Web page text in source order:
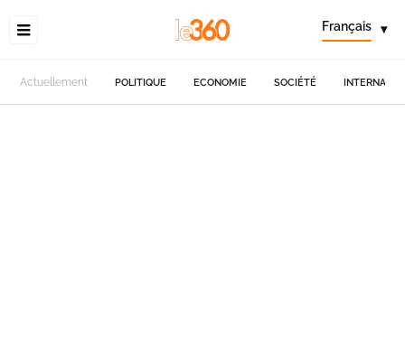
Français ▾
Actuellement POLITIQUE ECONOMIE SOCIÉTÉ